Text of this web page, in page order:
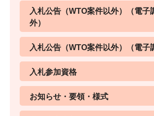
入札公告（WTO案件以外）（電子
外）
入札公告（WTO案件以外）（電子
入札参加資格
お知らせ・要領・様式